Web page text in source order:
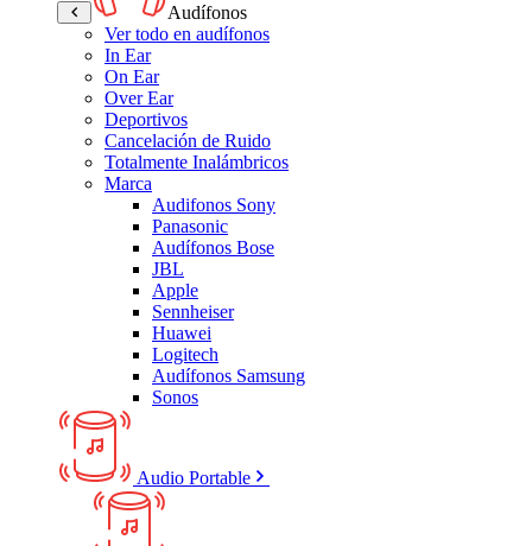
Audífonos
Ver todo en audífonos
In Ear
On Ear
Over Ear
Deportivos
Cancelación de Ruido
Totalmente Inalámbricos
Marca
Audifonos Sony
Panasonic
Audífonos Bose
JBL
Apple
Sennheiser
Huawei
Logitech
Audífonos Samsung
Sonos
Audio Portable